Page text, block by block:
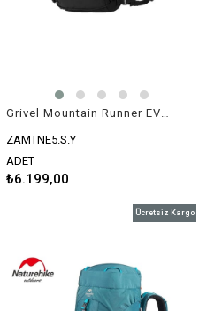
Grivel Mountain Runner EVO 5 Koşu Sırt Çantası
ZAMTNE5.S.Y
ADET
₺6.199,00
Ücretsiz Kargo